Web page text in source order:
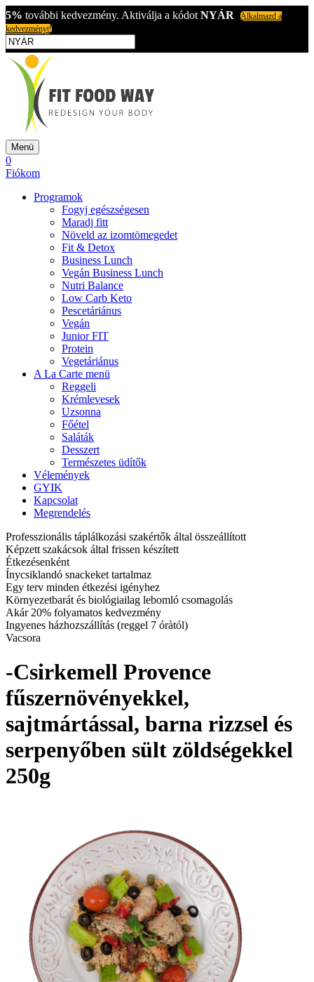
5% további kedvezmény. Aktiválja a kódot NYÁR
Alkalmazd a
kedvezményt!
Menü
0
Fiókom
Programok
Fogyj egészségesen
Maradj fitt
Növeld az izomtömegedet
Fit & Detox
Business Lunch
Vegán Business Lunch
Nutri Balance
Low Carb Keto
Pescetáriánus
Vegán
Junior FIT
Protein
Vegetáriánus
A La Carte menü
Reggeli
Krémlevesek
Uzsonna
Főétel
Saláták
Desszert
Természetes üdítők
Vélemények
GYIK
Kapcsolat
Megrendelés
Professzionális táplálkozási szakértők által összeállított
Képzett szakácsok által frissen készített
Étkezésenként
Ínycsiklandó snackeket tartalmaz
Egy terv minden étkezési igényhez
Környezetbarát és biológiailag lebomló csomagolás
Akár 20% folyamatos kedvezmény
Ingyenes házhozszállítás (reggel 7 óràtól)
Vacsora
-Csirkemell Provence
fűszernövényekkel,
sajtmártással, barna rizzsel és
serpenyőben sült zöldségekkel
250g